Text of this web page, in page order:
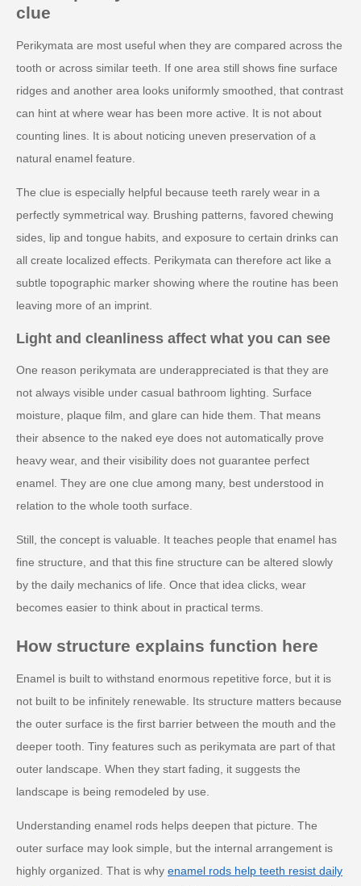
clue
Perikymata are most useful when they are compared across the
tooth or across similar teeth. If one area still shows fine surface
ridges and another area looks uniformly smoothed, that contrast
can hint at where wear has been more active. It is not about
counting lines. It is about noticing uneven preservation of a
natural enamel feature.
The clue is especially helpful because teeth rarely wear in a
perfectly symmetrical way. Brushing patterns, favored chewing
sides, lip and tongue habits, and exposure to certain drinks can
all create localized effects. Perikymata can therefore act like a
subtle topographic marker showing where the routine has been
leaving more of an imprint.
Light and cleanliness affect what you can see
One reason perikymata are underappreciated is that they are
not always visible under casual bathroom lighting. Surface
moisture, plaque film, and glare can hide them. That means
their absence to the naked eye does not automatically prove
heavy wear, and their visibility does not guarantee perfect
enamel. They are one clue among many, best understood in
relation to the whole tooth surface.
Still, the concept is valuable. It teaches people that enamel has
fine structure, and that this fine structure can be altered slowly
by the daily mechanics of life. Once that idea clicks, wear
becomes easier to think about in practical terms.
How structure explains function here
Enamel is built to withstand enormous repetitive force, but it is
not built to be infinitely renewable. Its structure matters because
the outer surface is the first barrier between the mouth and the
deeper tooth. Tiny features such as perikymata are part of that
outer landscape. When they start fading, it suggests the
landscape is being remodeled by use.
Understanding enamel rods helps deepen that picture. The
outer surface may look simple, but the internal arrangement is
highly organized. That is why enamel rods help teeth resist daily